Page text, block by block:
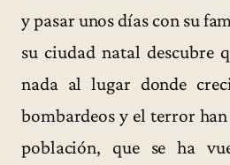
y pasar unos días con su
su ciudad natal descubre
nada al lugar donde
bombardeos y el terror
población, que se ha